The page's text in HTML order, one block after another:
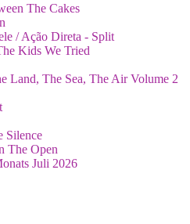
The Cakes
/ Ação Direta - Split
Kids We Tried
Land, The Sea, The Air Volume 2
Silence
The Open
Juli 2026